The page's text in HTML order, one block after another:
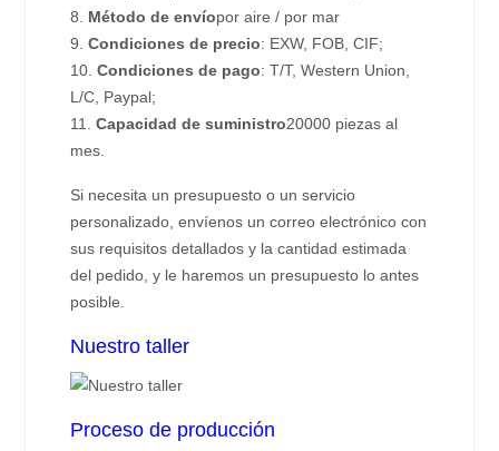
8. Método de envíopor aire / por mar
9.Condiciones de precio: EXW, FOB, CIF;
10.Condiciones de pago: T/T, Western Union,
L/C, Paypal;
11.Capacidad de suministro20000 piezas al
mes.
Si necesita un presupuesto o un servicio
personalizado, envíenos un correo electrónico con
sus requisitos detallados y la cantidad estimada
del pedido, y le haremos un presupuesto lo antes
posible.
Nuestro taller
Proceso de producción